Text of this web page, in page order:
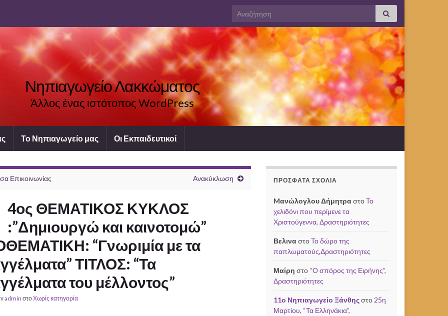
Search for:
Νηπιαγωγείο Λακκώματος
Άλλος ένας ιστότοπος WordPress
Το Νηπιαγωγείο μας Οι Εκπαιδευτικοί
Επικοινωνίας Ανακύκλωση
4ος ΘΕΜΑΤΙΚΟΣ ΚΥΚΛΟΣ
:”Δημιουργώ και καινοτομώ”
“Γνωριμία με τα
ΤΙΤΛΟΣ: “Τα
του μέλλοντος”
admin στοΧωρίς κατηγορία
ΠΡΌΣΦΑΤΑ ΣΧΌΛΙΑ
Mανώλογλου ΔήμητραστοΤο
χελιδόνι που περίμενε τα
Χριστούγεννα, Δραστηριότητες
ΒελιναστοΤο δώρο της
παπλωματούς,Δραστηριότητες
Μαίρη στο “Ο σπόρος της Ειρήνης”,
Δραστηριότητες
11ο Νηπιαγωγείο Ξάνθηςστο 25η
Μαρτίου, “Τα Ελληνάκια”,